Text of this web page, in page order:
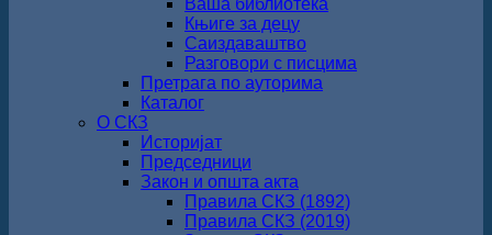
Ваша библиотека
Књиге за децу
Саиздаваштво
Разговори с писцима
Претрага по ауторима
Каталог
О СКЗ
Историјат
Председници
Закон и општа акта
Правила СКЗ (1892)
Правила СКЗ (2019)